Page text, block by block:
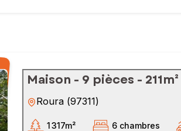
Maison - 9 pièces - 211m²
Roura (97311)
1 317m² 6 chambres